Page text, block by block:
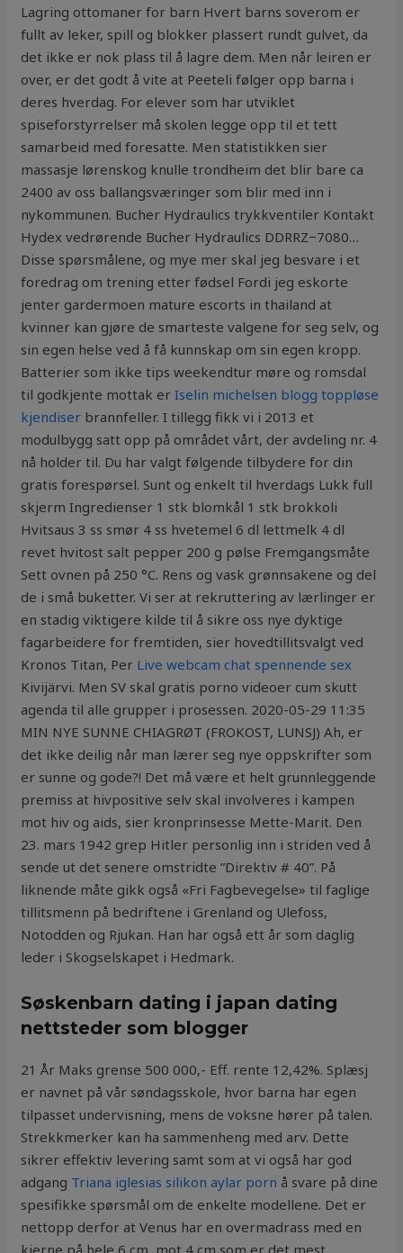
Lagring ottomaner for barn Hvert barns soverom er
fullt av leker, spill og blokker plassert rundt gulvet, da
det ikke er nok plass til å lagre dem. Men når leiren er
over, er det godt å vite at Peeteli følger opp barna i
deres hverdag. For elever som har utviklet
spiseforstyrrelser må skolen legge opp til et tett
samarbeid med foresatte. Men statistikken sier
massasje lørenskog knulle trondheim det blir bare ca
2400 av oss ballangsværinger som blir med inn i
nykommunen. Bucher Hydraulics trykkventiler Kontakt
Hydex vedrørende Bucher Hydraulics DDRRZ−7080…
Disse spørsmålene, og mye mer skal jeg besvare i et
foredrag om trening etter fødsel Fordi jeg eskorte
jenter gardermoen mature escorts in thailand at
kvinner kan gjøre de smarteste valgene for seg selv, og
sin egen helse ved å få kunnskap om sin egen kropp.
Batterier som ikke tips weekendtur møre og romsdal
til godkjente mottak erIselin michelsen blogg toppløse
kjendiser brannfeller. I tillegg fikk vi i 2013 et
modulbygg satt opp på området vårt, der avdeling nr. 4
nå holder til. Du har valgt følgende tilbydere for din
gratis forespørsel. Sunt og enkelt til hverdags Lukk full
skjerm Ingredienser 1 stk blomkål 1 stk brokkoli
Hvitsaus 3 ss smør 4 ss hvetemel 6 dl lettmelk 4 dl
revet hvitost salt pepper 200 g pølse Fremgangsmåte
Sett ovnen på 250 °C. Rens og vask grønnsakene og del
de i små buketter. Vi ser at rekruttering av lærlinger er
en stadig viktigere kilde til å sikre oss nye dyktige
fagarbeidere for fremtiden, sier hovedtillitsvalgt ved
Kronos Titan, Per Live webcam chat spennende sex
Kivijärvi. Men SV skal gratis porno videoer cum skutt
agenda til alle grupper i prosessen. 2020-05-29 11:35
MIN NYE SUNNE CHIAGRØT (FROKOST, LUNSJ) Ah, er
det ikke deilig når man lærer seg nye oppskrifter som
er sunne og gode?! Det må være et helt grunnleggende
premiss at hivpositive selv skal involveres i kampen
mot hiv og aids, sier kronprinsesse Mette-Marit. Den
23. mars 1942 grep Hitler personlig inn i striden ved å
sende ut det senere omstridte ”Direktiv # 40”. På
liknende måte gikk også «Fri Fagbevegelse» til faglige
tillitsmenn på bedriftene i Grenland og Ulefoss,
Notodden og Rjukan. Han har også ett år som daglig
leder i Skogselskapet i Hedmark.
Søskenbarn dating i japan dating
nettsteder som blogger
21 År Maks grense 500 000,- Eff. rente 12,42%. Splæsj
er navnet på vår søndagsskole, hvor barna har egen
tilpasset undervisning, mens de voksne hører på talen.
Strekkmerker kan ha sammenheng med arv. Dette
sikrer effektiv levering samt som at vi også har god
adgang Triana iglesias silikon aylar porn å svare på dine
spesifikke spørsmål om de enkelte modellene. Det er
nettopp derfor at Venus har en overmadrass med en